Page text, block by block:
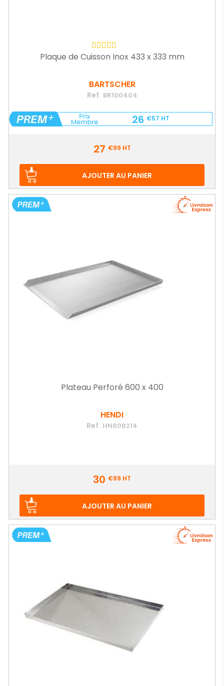
Plaque de Cuisson Inox 433 x 333 mm
BARTSCHER
Ref. BR100404
26 €57 HT
27 €99 HT
AJOUTER AU PANIER
Plateau Perforé 600 x 400
HENDI
Ref. HN808214
30 €99 HT
AJOUTER AU PANIER